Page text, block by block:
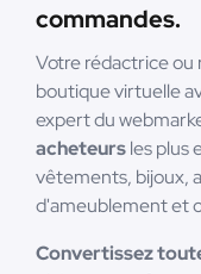
commandes.
Votre rédactrice ou
boutique virtuelle
expert du
acheteursles plus
vêtements, bijoux,
d'ameublement et
Convertissez